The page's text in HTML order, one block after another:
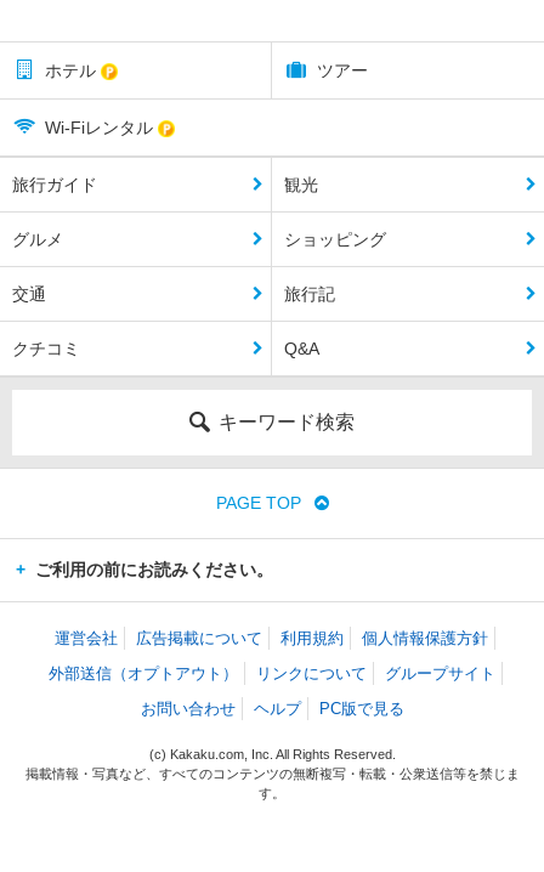
ホテル ツアー
Wi-Fiレンタル
旅行ガイド 観光
グルメ ショッピング
交通 旅行記
クチコミ Q&A
キーワード検索
PAGE TOP
ご利用の前にお読みください。
運営会社 広告掲載について 利用規約
個人情報保護方針
外部送信（オプトアウト）
リンクについて
グループサイト
お問い合わせ
ヘルプ PC版で見る
(c) Kakaku.com, Inc. All Rights Reserved.
掲載情報・写真など、すべてのコンテンツの無断複写・転載・公衆送信等を禁じま
す。